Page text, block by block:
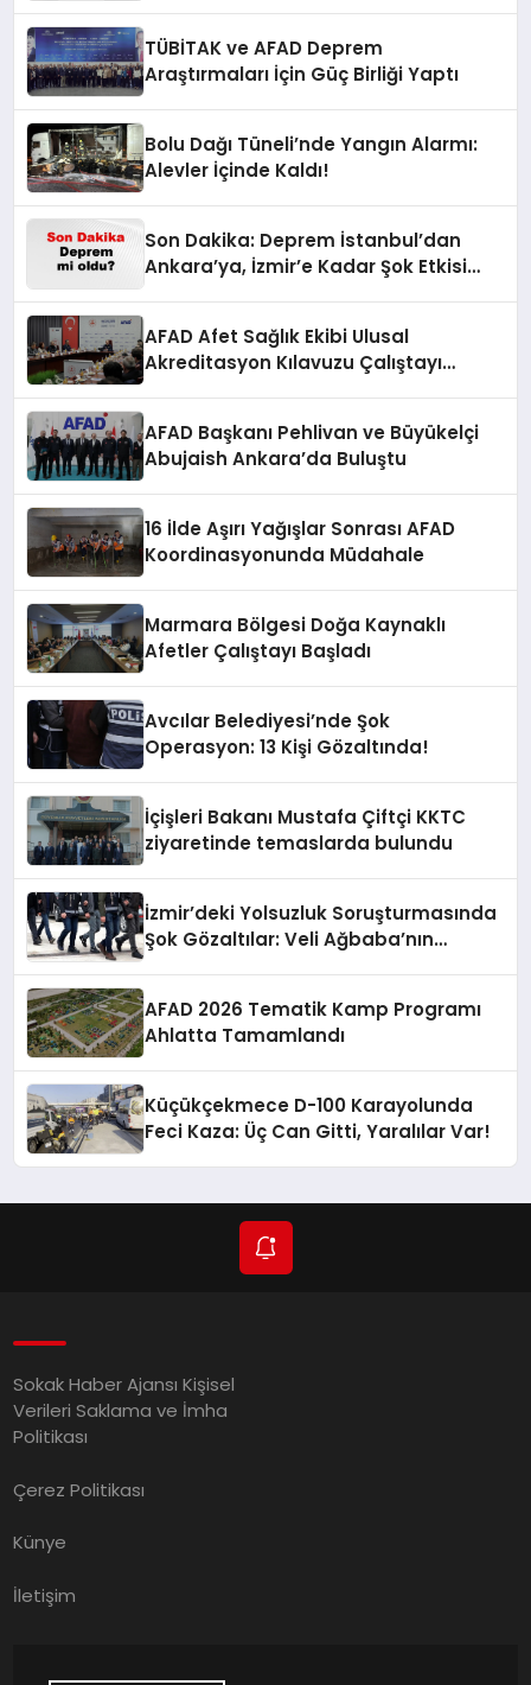
TÜBİTAK ve AFAD Deprem
Araştırmaları İçin Güç Birliği Yaptı
Bolu Dağı Tüneli’nde Yangın Alarmı:
Alevler İçinde Kaldı!
Son Dakika: Deprem İstanbul’dan
Ankara’ya, İzmir’e Kadar Şok Etkisi
AFAD Afet Sağlık Ekibi Ulusal
Akreditasyon Kılavuzu Çalıştayı
AFAD Başkanı Pehlivan ve Büyükelçi
Abujaish Ankara’da Buluştu
16 İlde Aşırı Yağışlar Sonrası AFAD
Koordinasyonunda Müdahale
Marmara Bölgesi Doğa Kaynaklı
Afetler Çalıştayı Başladı
Avcılar Belediyesi’nde Şok
Operasyon: 13 Kişi Gözaltında!
İçişleri Bakanı Mustafa Çiftçi KKTC
ziyaretinde temaslarda bulundu
İzmir’deki Yolsuzluk Soruşturmasında
Şok Gözaltılar: Veli Ağbaba’nın
AFAD 2026 Tematik Kamp Programı
Ahlatta Tamamlandı
Küçükçekmece D-100 Karayolunda
Feci Kaza: Üç Can Gitti, Yaralılar Var!
Sokak Haber Ajansı Kişisel
Verileri Saklama ve İmha
Politikası
Çerez Politikası
Künye
İletişim